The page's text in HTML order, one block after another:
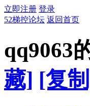
立即注册 登录
52梯控论坛 返回首页
qq9063
藏] [复